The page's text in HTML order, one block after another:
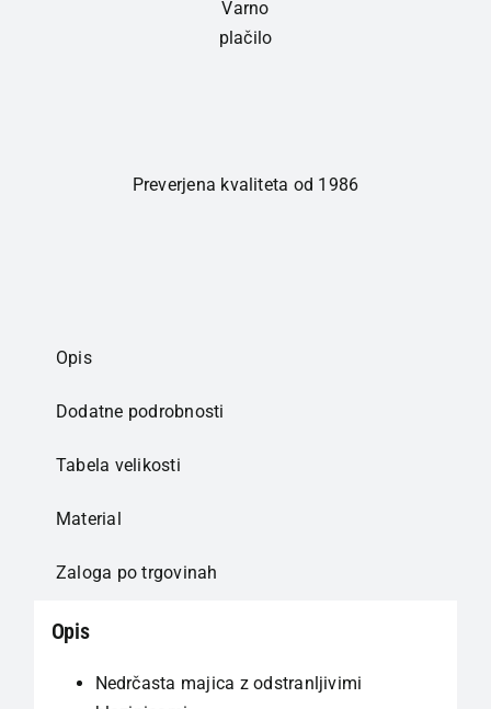
Varno
plačilo
Preverjena kvaliteta od 1986
Opis
Dodatne podrobnosti
Tabela velikosti
Material
Zaloga po trgovinah
Opis
Nedrčasta majica z odstranljivimi